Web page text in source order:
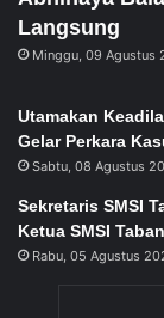
Langsung
Minggu, 09 Agustus
Utamakan
Gelar Perkara
Sabtu, 08 Agustus
Sekretaris SMSI
Ketua SMSI
Rabu, 05 Agustus